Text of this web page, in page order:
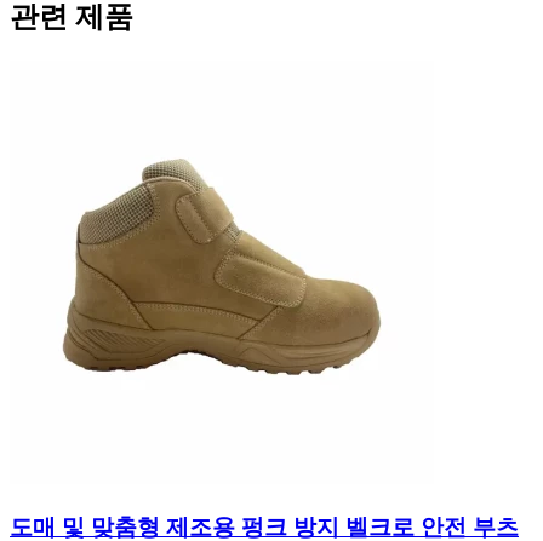
관련 제품
도매 및 맞춤형 제조용 펑크 방지 벨크로 안전 부츠